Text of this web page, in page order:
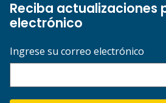
Reciba actualizaciones
electrónico
Ingrese su correo electrónico